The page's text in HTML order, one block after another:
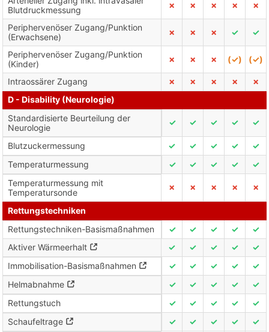
Blutdruckmessung
✗ ✗ ✗ ✗ ✗
Periphervenöser Zugang/Punktion
(Erwachsene)
✗ ✗ ✗ ✓ ✓
Periphervenöser Zugang/Punktion
(Kinder)
✗ ✗ ✗ (✓) (✓)
Intraossärer Zugang ✗ ✗ ✗ ✗
✗
D - Disability (Neurologie)
Standardisierte Beurteilung der
Neurologie
✓ ✓ ✓ ✓ ✓
Blutzuckermessung ✓ ✓ ✓ ✓
✓
Temperaturmessung
✓ ✓ ✓ ✓
✓
Temperaturmessung mit
Temperatursonde
✗ ✗ ✗ ✗ ✗
Rettungstechniken
Rettungstechniken-Basismaßnahmen
✓ ✓ ✓ ✓
✓
Aktiver Wärmeerhalt
✓ ✓ ✓ ✓
✓
Immobilisation-Basismaßnahmen
✓ ✓ ✓ ✓
✓
Helmabnahme
✓ ✓ ✓ ✓
✓
Rettungstuch
✓ ✓ ✓ ✓
✓
Schaufeltrage
✓ ✓ ✓ ✓
✓